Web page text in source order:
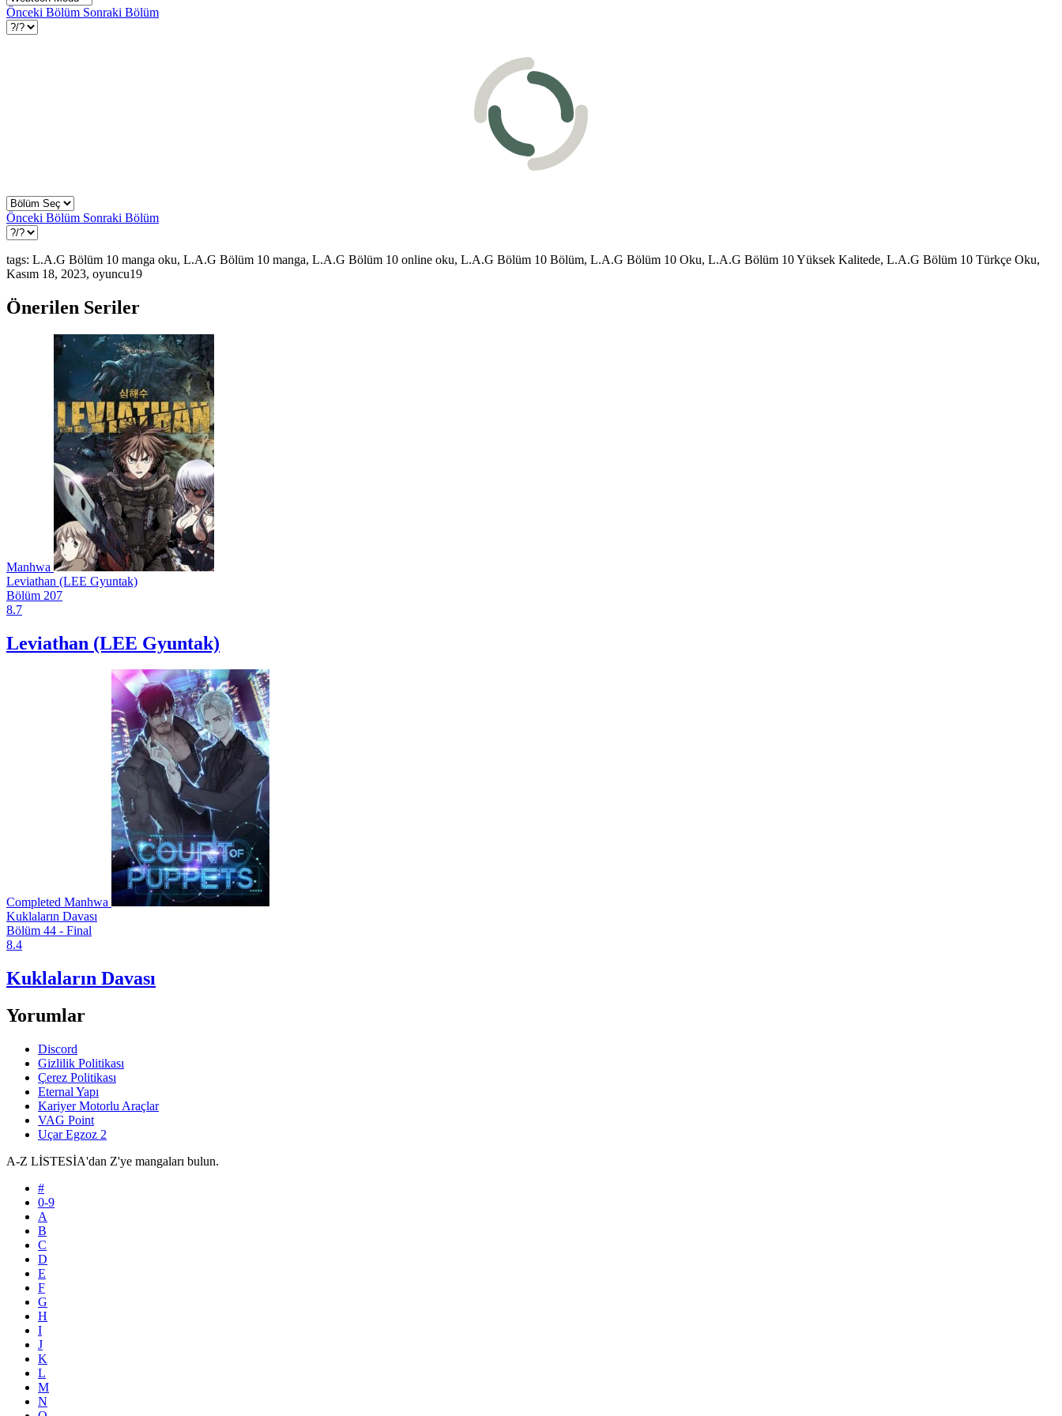
Önceki Bölüm Sonraki Bölüm
Önceki Bölüm Sonraki Bölüm
tags: L.A.G Bölüm 10 manga oku, L.A.G Bölüm 10 manga, L.A.G Bölüm 10 online oku, L.A.G Bölüm 10 Bölüm, L.A.G Bölüm 10 Oku, L.A.G Bölüm 10 Yüksek Kalitede, L.A.G Bölüm 10 Türkçe Oku,
Kasım 18, 2023, oyuncu19
Önerilen Seriler
Manhwa
Leviathan (LEE Gyuntak)
Bölüm 207
8.7
Leviathan (LEE Gyuntak)
Completed Manhwa
Kuklaların Davası
Bölüm 44 - Final
8.4
Kuklaların Davası
Yorumlar
Discord
Gizlilik Politikası
Çerez Politikası
Eternal Yapı
Kariyer Motorlu Araçlar
VAG Point
Uçar Egzoz 2
A-Z LİSTESİA'dan Z'ye mangaları bulun.
#
0-9
A
B
C
D
E
F
G
H
I
J
K
L
M
N